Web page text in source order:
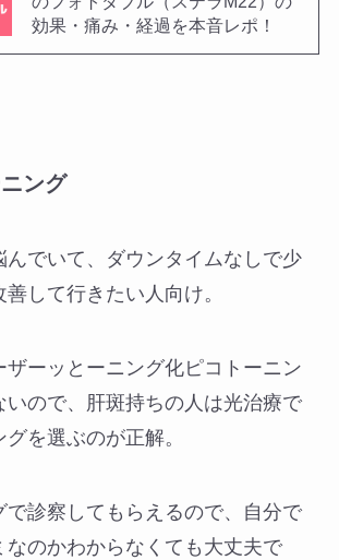
効果・痛み・経過を本音レポ！
ング
んでいて、ダウンタイムなしで少
して行きたい人向け。
ザーッとーニング化ピコトーニン
いので、肝斑持ちの人は光治療で
を選ぶのが正解。
で診察してもらえるので、自分で
なのかわからなくても大丈夫で